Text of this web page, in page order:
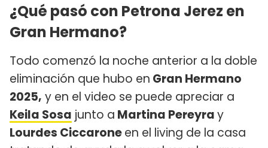
¿Qué pasó con Petrona Jerez en
Gran Hermano?
Todo comenzó la noche anterior a la doble
eliminación que hubo en Gran Hermano
2025, y en el video se puede apreciar a
Keila Sosa junto a Martina Pereyray
Lourdes Ciccaroneen el living de la casa